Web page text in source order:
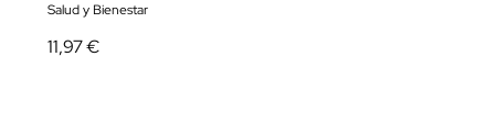
Salud y Bienestar
11,97 €